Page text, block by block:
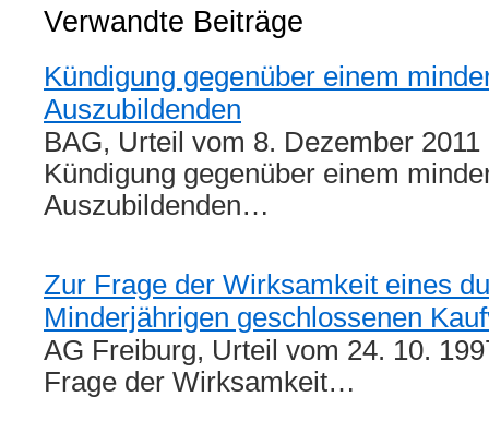
Verwandte Beiträge
Kündigung gegenüber einem
Auszubildenden
BAG, Urteil vom 8. Dezember
Kündigung gegenüber einem
Auszubildenden…
Zur Frage der Wirksamkeit eines
Minderjährigen geschlossenen
AG Freiburg, Urteil vom 24. 10.
Frage der Wirksamkeit…